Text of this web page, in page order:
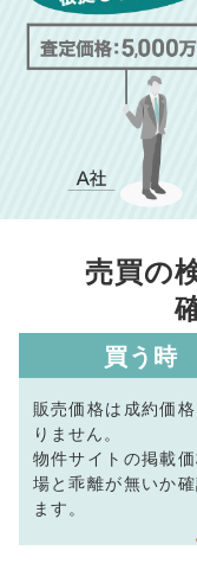
売買の
買う時
販売価格は成約価
りません。
物件サイトの掲載
場と乖離が無いか確
ます。